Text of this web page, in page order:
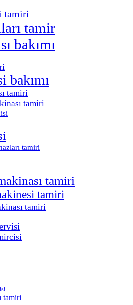
tamiri
tamir
bakımı
bakımı
tamiri
tamiri
tamiri
tamiri
tamiri
tamiri
tamiri